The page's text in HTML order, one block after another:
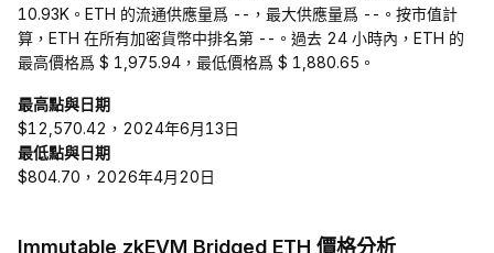
10.93K。ETH 的流通供應量爲 --，最大供應量爲 --。按市值計
算，ETH 在所有加密貨幣中排名第 --。過去 24 小時內，ETH 的
最高價格爲 $ 1,975.94，最低價格爲 $ 1,880.65。
最高點與日期
$12,570.42，2024年6月13日
最低點與日期
$804.70，2026年4月20日
Immutable zkEVM Bridged ETH 價格分析